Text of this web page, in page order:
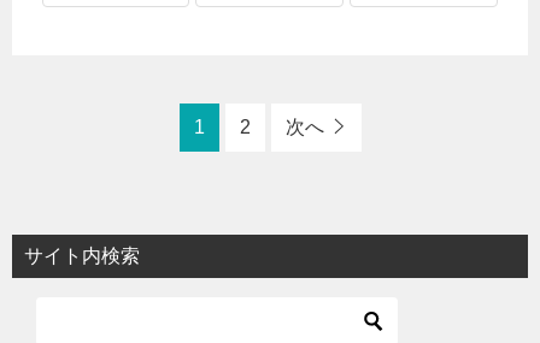
1 2 次へ
サイト内検索